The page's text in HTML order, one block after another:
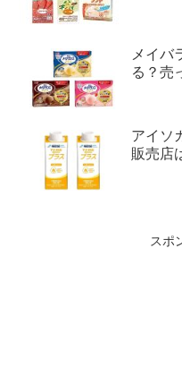
メイバ
る？売
アイソ
販売店
スポ